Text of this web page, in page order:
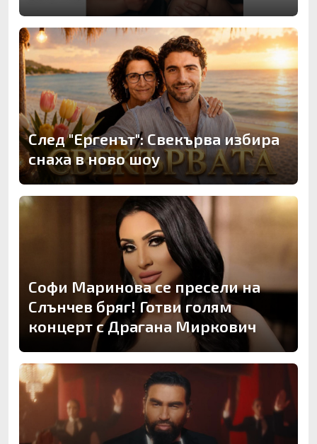
След "Ергенът": Свекърва избира
снаха в ново шоу
Софи Маринова се пресели на
Слънчев бряг! Готви голям
концерт с Драгана Миркович